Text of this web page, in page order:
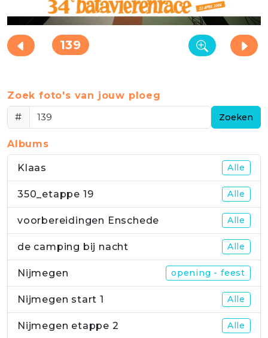
139
Zoek foto's van jouw ploeg
#
Zoeken
Albums
Klaas Alle
350_etappe 19 Alle
voorbereidingen Enschede Alle
de camping bij nacht Alle
Nijmegen opening - feest
Nijmegen start 1 Alle
Nijmegen etappe 2 Alle